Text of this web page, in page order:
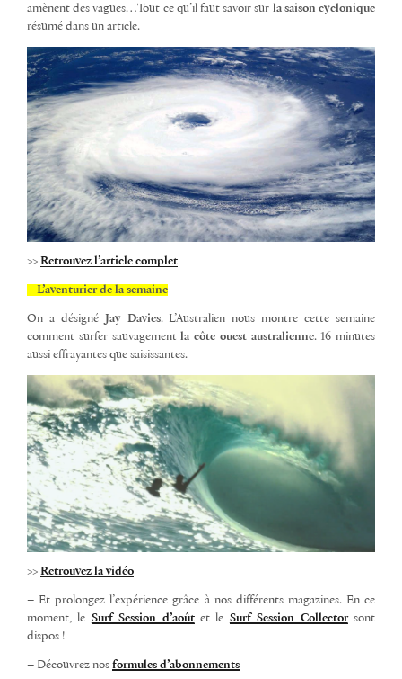
amènent des vagues…Tout ce qu’il faut savoir sur la saison cyclonique
résumé dans un article.
>> Retrouvez l’article complet
– L’aventurier de la semaine
On a désigné Jay Davies. L’Australien nous montre cette semaine
comment surfer sauvagementla côte ouest australienne. 16 minutes
aussi effrayantes que saisissantes.
>> Retrouvez la vidéo
– Et prolongez l’expérience grâce à nos différents magazines. En ce
moment, le Surf Session d’août et le Surf Session Collectorsont
dispos !
– Découvrez nos formules d’abonnements